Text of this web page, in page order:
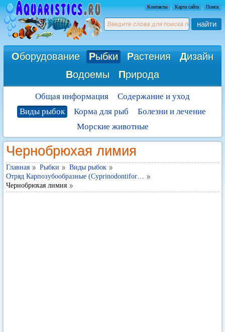
Контакты Карта сайта Поиск
найти
Оборудование Рыбки Растения Дизайн
Водоемы Природа
Общая информация
Содержание и уход
Виды рыбок
Корма для рыб
Болезни и лечение
Морские животные
Чернобрюхая лимия
Главная Рыбки
Виды рыбок
Отряд Карпозубообразные (Cyprinodontifor…
Чернобрюхая лимия